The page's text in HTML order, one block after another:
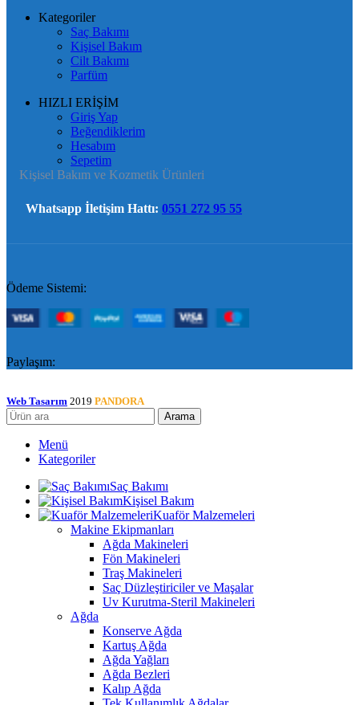
Kategoriler
Saç Bakımı
Kişisel Bakım
Cilt Bakımı
Parfüm
HIZLI ERİŞİM
Giriş Yap
Beğendiklerim
Hesabım
Sepetim
Kişisel Bakım ve Kozmetik Ürünleri
Whatsapp İletişim Hattı: 0551 272 95 55
Ödeme Sistemi:
Paylaşım:
Web Tasarım 2019 PANDORA
Arama
Menü
Kategoriler
Saç Bakımı
Kişisel Bakım
Kuaför Malzemeleri
Makine Ekipmanları
Ağda Makineleri
Fön Makineleri
Traş Makineleri
Saç Düzleştiriciler ve Maşalar
Uv Kurutma-Steril Makineleri
Ağda
Konserve Ağda
Kartuş Ağda
Ağda Yağları
Ağda Bezleri
Kalıp Ağda